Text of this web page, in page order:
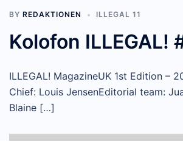
BY REDAKTIONEN ILLEGAL 11
Kolofon ILLEGAL!
ILLEGAL! MagazineUK 1st Edition –
Chief: Louis JensenEditorial team:
Blaine […]